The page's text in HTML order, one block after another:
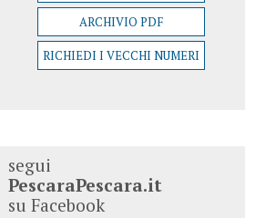
ARCHIVIO PDF
RICHIEDI I VECCHI NUMERI
segui
PescaraPescara.it
su Facebook